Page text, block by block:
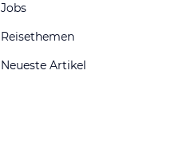
Jobs
Reisethemen
Neueste Artikel